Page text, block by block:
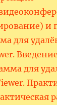
и
для
для